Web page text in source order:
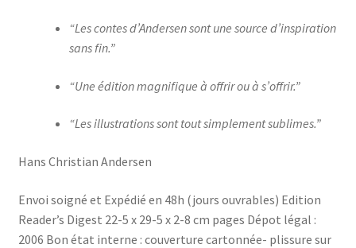
“Les contes d’Andersen sont une source d’inspiration
sans fin.”
“Une édition magnifique à offrir ou à s’offrir.”
“Les illustrations sont tout simplement sublimes.”
Hans Christian Andersen
Envoi soigné et Expédié en 48h (jours ouvrables) Edition
Reader’s Digest 22-5 x 29-5 x 2-8 cm pages Dépot légal :
2006 Bon état interne : couverture cartonnée- plissure sur